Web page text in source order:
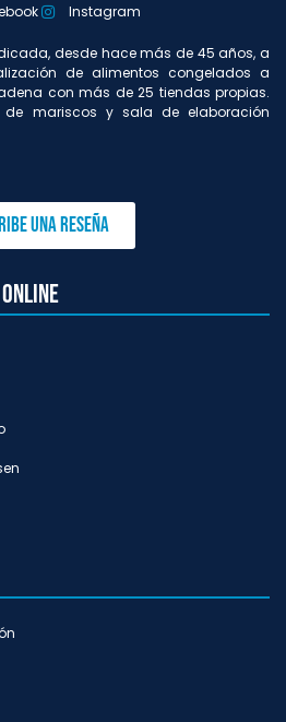
Instagram
desde hace más de 45 años, a
de alimentos congelados a
con más de 25 tiendas propias.
de mariscos y sala de elaboración
una reseña